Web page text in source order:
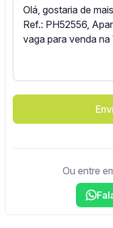
Ou entre